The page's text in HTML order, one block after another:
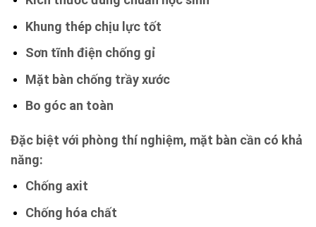
Khung thép chịu lực tốt
Sơn tĩnh điện chống gỉ
Mặt bàn chống trầy xước
Bo góc an toàn
Đặc biệt với phòng thí nghiệm, mặt bàn cần có khả
năng:
Chống axit
Chống hóa chất